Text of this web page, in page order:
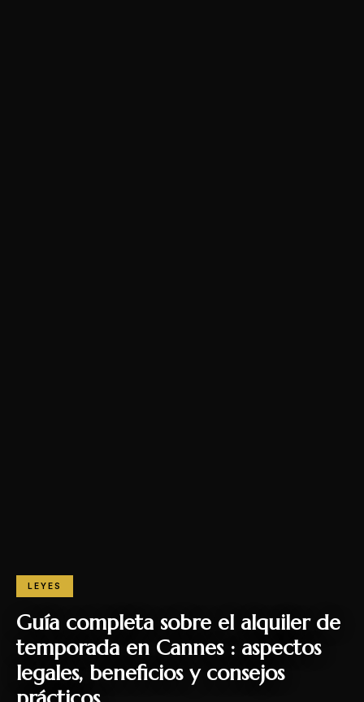
LEYES
Guía completa sobre el alquiler de
temporada en Cannes : aspectos
legales, beneficios y consejos